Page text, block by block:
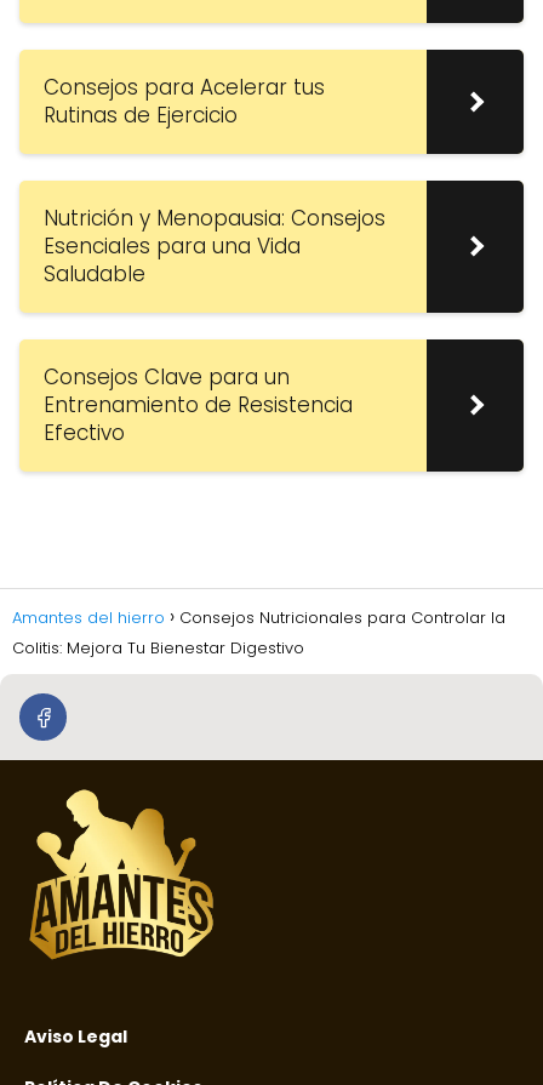
Consejos para Acelerar tus
Rutinas de Ejercicio
Nutrición y Menopausia: Consejos
Esenciales para una Vida
Saludable
Consejos Clave para un
Entrenamiento de Resistencia
Efectivo
Amantes del hierro
Consejos Nutricionales para Controlar la
Colitis: Mejora Tu Bienestar Digestivo
Aviso Legal